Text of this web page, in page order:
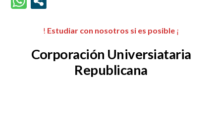
! Estudiar con nosotros si es posible ¡
Corporación Universiataria
Republicana